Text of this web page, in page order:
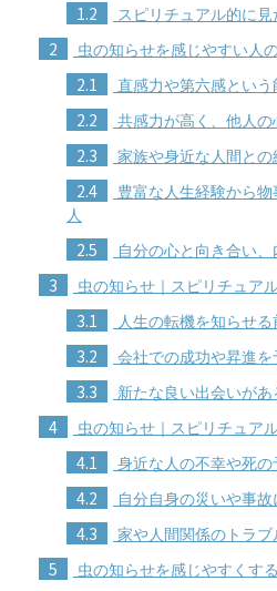
1.2 スピリチュアル的に
2 虫の知らせを感じやすい人
2.1 直感力や第六感という
2.2 共感力が高く、他人の
2.3 家族や身近な人間との
2.4
豊富な人生経験から
人
2.5 自分の心と向き合い
3 虫の知らせ｜スピリチュア
3.1 人生の転機を知らせ
3.2 会社での成功や昇進
3.3 新たな良い出会いがあ
4 虫の知らせ｜スピリチュア
4.1 身近な人の不幸や死の
4.2 自分自身の災いや事
4.3 家や人間関係のトラ
5 虫の知らせを感じやすくす